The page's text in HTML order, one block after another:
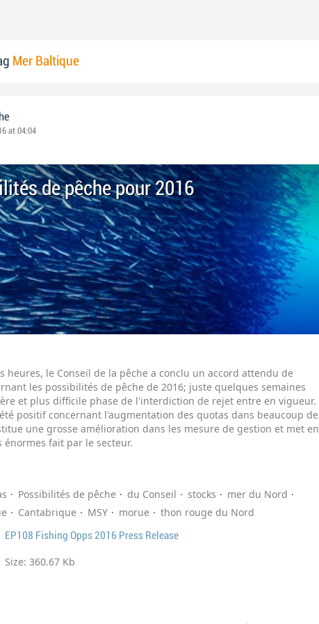
Mer Baltique
at 04:04
de pêche pour 2016
heures, le Conseil de la pêche a conclu un accord attendu de
les possibilités de pêche de 2016; juste quelques semaines
et plus difficile phase de l'interdiction de rejet entre en vigueur.
positif concernant l'augmentation des quotas dans beaucoup de
une grosse amélioration dans les mesure de gestion et met en
énormes fait par le secteur.
Possibilités de pêche du Conseil stocks
mer du Nord
Cantabrique MSY morue thon rouge du Nord
EP108 Fishing Opps 2016 Press Release
Size: 360.67 Kb